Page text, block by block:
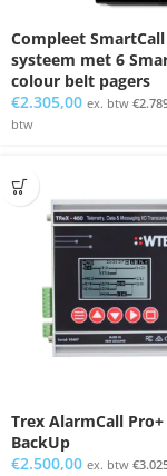
Compleet SmartCall
systeem met 6
colour belt pagers
€2.305,00 ex. btw €
btw
Trex AlarmCall Pro+
BackUp
€2.500,00 ex. btw €